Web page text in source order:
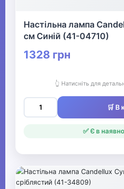
Настільна лампа
см Синій (41-04710)
1328 грн
👆 Натисніть для
🛒 В
✅ Є в